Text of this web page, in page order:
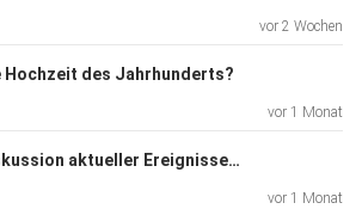
beim Zuhören bzw. Zugucken.
vor 2 Wochen
Hochzeit des Jahrhunderts?
vor 1 Monat
#142 - Diskussion aktueller Ereignisse und wann kommt Debut TV?
vor 1 Monat